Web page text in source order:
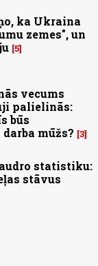
ka Ukraina
zemes", un
5
vecums
palielinās:
būs
mūžs? 3
statistiku:
stāvus